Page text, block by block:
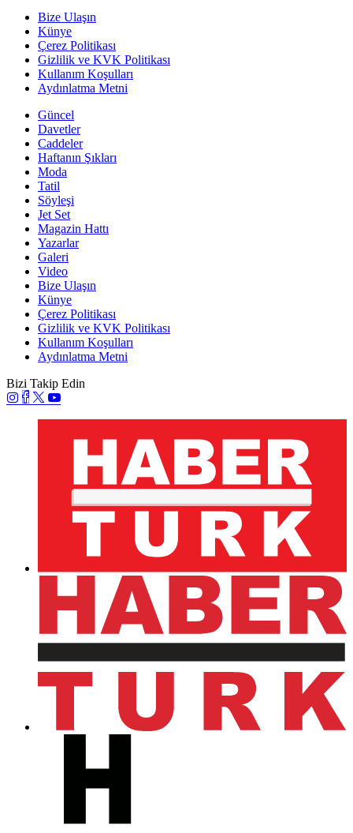
Bize Ulaşın
Künye
Çerez Politikası
Gizlilik ve KVK Politikası
Kullanım Koşulları
Aydınlatma Metni
Güncel
Davetler
Caddeler
Haftanın Şıkları
Moda
Tatil
Söyleşi
Jet Set
Magazin Hattı
Yazarlar
Galeri
Video
Bize Ulaşın
Künye
Çerez Politikası
Gizlilik ve KVK Politikası
Kullanım Koşulları
Aydınlatma Metni
Bizi Takip Edin